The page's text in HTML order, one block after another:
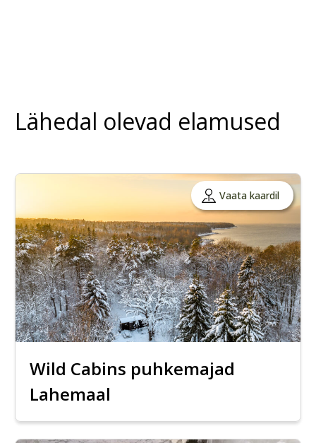
Lähedal olevad elamused
Vaata kaardil
Wild Cabins puhkemajad
Lahemaal